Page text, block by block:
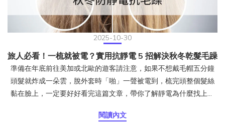
2025-10-30
旅人必看！一梳就被電？實用抗靜電 5 招解決秋冬乾髮毛躁
準備在年底前往美加或北歐的遊客請注意，如果不想戴毛帽五分鐘
頭髮就炸成一朵雲，脫外套時「啪」一聲被電到，梳完頭整個髮絲
黏在臉上，一定要好好看完這篇文章，帶你了解靜電為什麼找上頭
方式。頭髮為什麼會產生靜電？靜電是摩擦生電的結果。當頭髮與
閱讀內文